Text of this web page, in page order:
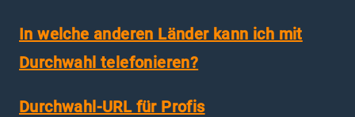
In welche anderen Länder kann ich mit
Durchwahl telefonieren?
Durchwahl-URL für Profis